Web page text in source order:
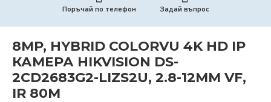
Поръчай по телефон Задай въпрос
8MP, HYBRID COLORVU 4K HD IP
КАМЕРА HIKVISION DS-
2CD2683G2-LIZS2U, 2.8-12MM VF,
IR 80M